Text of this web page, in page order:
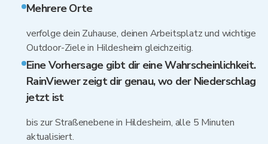
Mehrere Orte
verfolge dein Zuhause, deinen Arbeitsplatz und wichtige
Outdoor-Ziele in Hildesheim gleichzeitig.
Eine Vorhersage gibt dir eine Wahrscheinlichkeit.
RainViewer zeigt dir genau, wo der Niederschlag
jetzt ist
bis zur Straßenebene in Hildesheim, alle 5 Minuten
aktualisiert.